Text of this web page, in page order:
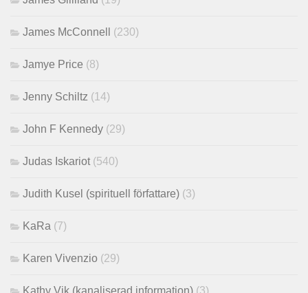
James McConnell (230)
Jamye Price (8)
Jenny Schiltz (14)
John F Kennedy (29)
Judas Iskariot(540)
Judith Kusel (spirituell författare) (3)
KaRa (7)
Karen Vivenzio (29)